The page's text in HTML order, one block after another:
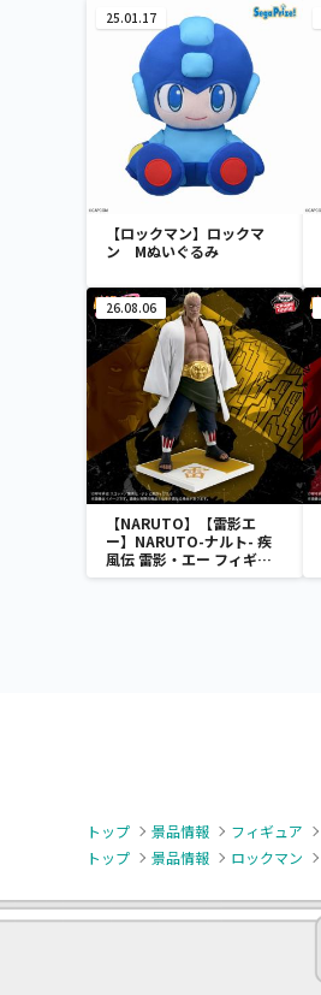
25.01.17
【ロックマン】ロックマ
ン Mぬいぐるみ
26.08.06
【NARUTO】【雷影エ
ー】NARUTO-ナルト- 疾
風伝 雷影・エー フィギュ
ア～五影集結…!!～
トップ 景品情報 フィギュア
トップ
景品情報 ロックマン